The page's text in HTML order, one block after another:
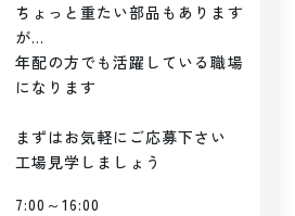
ちょっと重たい部品もあります
が...
年配の方でも活躍している職場
になります
まずはお気軽にご応募下さい
7:00～16:00